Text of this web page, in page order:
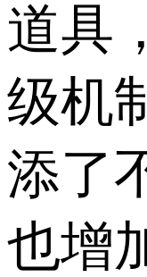
道具
级机
添了
也增